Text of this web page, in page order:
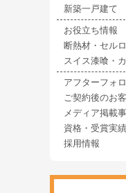
新築一戸建て
お役立ち情報
断熱材・セル
スイス漆喰・
アフターフォ
ご契約後のお
メディア掲載
資格・受賞実績
採用情報